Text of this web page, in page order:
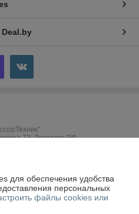
73. Доставка РФ.
для обеспечения удобства
персональных
файлы cookies или